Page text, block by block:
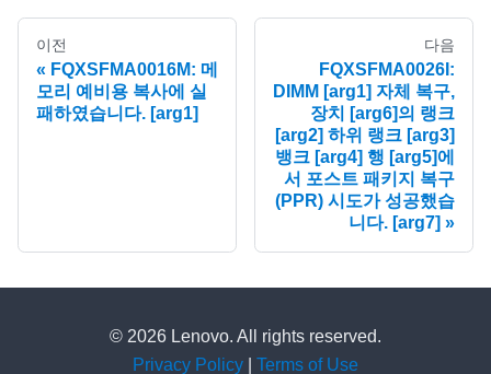
이전
FQXSFMA0016M: 메
모리 예비용 복사에 실
패하였습니다. [arg1]
다음
FQXSFMA0026I:
DIMM [arg1] 자체 복구,
장치 [arg6]의 랭크
[arg2] 하위 랭크 [arg3]
뱅크 [arg4] 행 [arg5]에
서 포스트 패키지 복구
(PPR) 시도가 성공했습
니다. [arg7]
© 2026 Lenovo. All rights reserved.
Privacy Policy
Terms of Use